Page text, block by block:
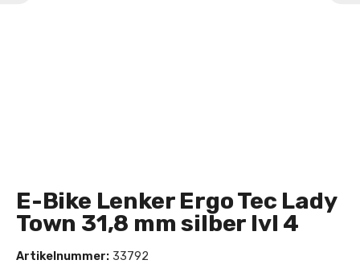
E-Bike Lenker Ergo Tec Lady
Town 31,8 mm silber lvl 4
Artikelnummer: 33792